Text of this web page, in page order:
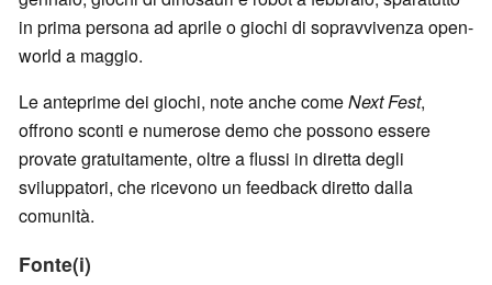
in prima persona ad aprile o giochi di sopravvivenza open-
world a maggio.
Le anteprime dei giochi, note anche comeNext Fest,
offrono sconti e numerose demo che possono essere
provate gratuitamente, oltre a flussi in diretta degli
sviluppatori, che ricevono un feedback diretto dalla
comunità.
Fonte(i)